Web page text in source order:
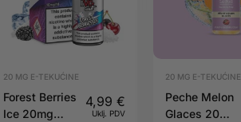
20 MG E-TEKUĆINE
Forest Berries
Ice 20mg
4,99 €
Uklj. PDV
20 MG E-TEKUĆINE
Peche Melon
Glaces 20mg